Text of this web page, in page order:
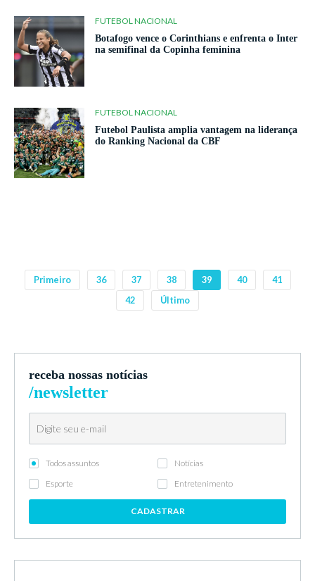
FUTEBOL NACIONAL
Botafogo vence o Corinthians e enfrenta o Inter
na semifinal da Copinha feminina
FUTEBOL NACIONAL
Futebol Paulista amplia vantagem na liderança
do Ranking Nacional da CBF
Primeiro 36 37 38 39 40
41
42
Último
receba nossas notícias
/newsletter
Todos assuntos
Notícias
Esporte
Entretenimento
CADASTRAR